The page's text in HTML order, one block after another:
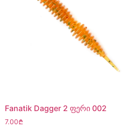
Fanatik Dagger 2 ფერი 002
7.00₾